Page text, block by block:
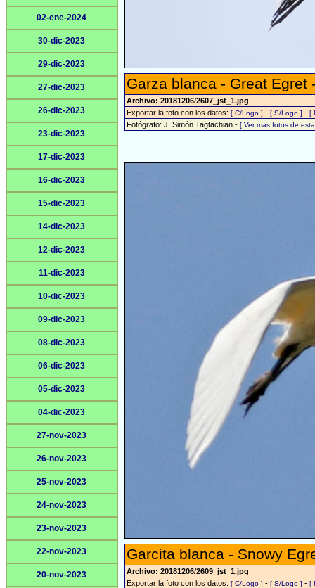
02-ene-2024
30-dic-2023
29-dic-2023
27-dic-2023
26-dic-2023
23-dic-2023
17-dic-2023
16-dic-2023
15-dic-2023
14-dic-2023
12-dic-2023
11-dic-2023
10-dic-2023
09-dic-2023
08-dic-2023
06-dic-2023
05-dic-2023
04-dic-2023
27-nov-2023
26-nov-2023
25-nov-2023
24-nov-2023
23-nov-2023
22-nov-2023
20-nov-2023
Garza blanca - Great Egret
Archivo: 20181206/2607_jst_1.jpg
Exportar la foto con los datos: [ C/Logo ] - [ S/Logo ] - [
Fotógrafo: J. Simón Tagtachian - [ Ver más fotos de
Garcita blanca - Snowy
Archivo: 20181206/2609_jst_1.jpg
Exportar la foto con los datos: [ C/Logo ] - [ S/Logo ] - [